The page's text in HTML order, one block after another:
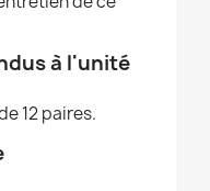
à l'unité
12 paires.